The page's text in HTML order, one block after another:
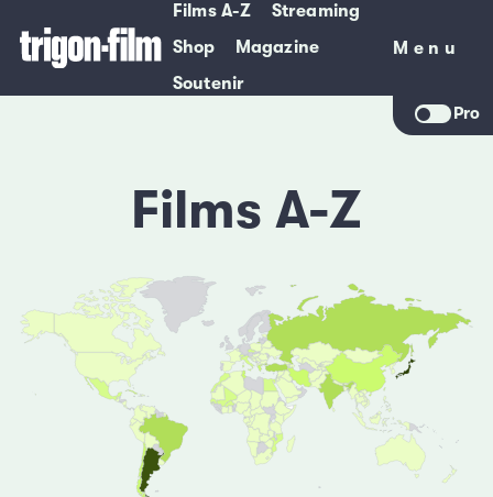
Films A-Z
Streaming
Shop
Magazine
Soutenir
Menu
Menu
Pro
Films A-Z